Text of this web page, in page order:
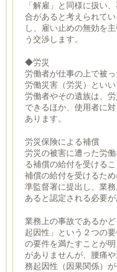
「解雇」と同様に扱い
合があると考えられて
し、雇い止めの無効を
う交渉します。
◆労災
労働者が仕事の上で被
労働災害（労災）とい
労働者やその遺族は、
できるほか、使用者に
あります。
労災保険による補償
労災の被害に遭った労
る補償の給付を受けるこ
補償の給付を受けるた
準監督署に提出し、業
あると認定される必要が
業務上の事故であるか
起因性」という２つの
の要件を満たすことが
がありませんが、腰痛
務起因性（因果関係）